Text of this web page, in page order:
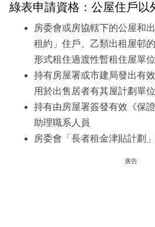
綠表申請資格：公屋住戶以
房委會或房協轄下的公屋和
租約」住戶、乙類出租屋邨
形式租住過渡性暫租住屋單
持有房屋署或市建局發出有
用於出售居者有其屋計劃單
持有由房屋署簽發有效《保
助理職系人員
房委會「長者租金津貼計劃
廣告